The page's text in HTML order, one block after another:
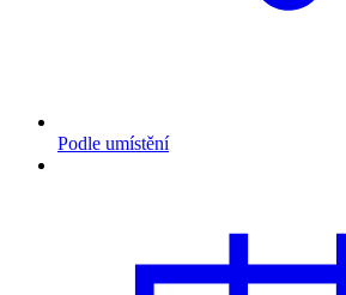
Podle umístění